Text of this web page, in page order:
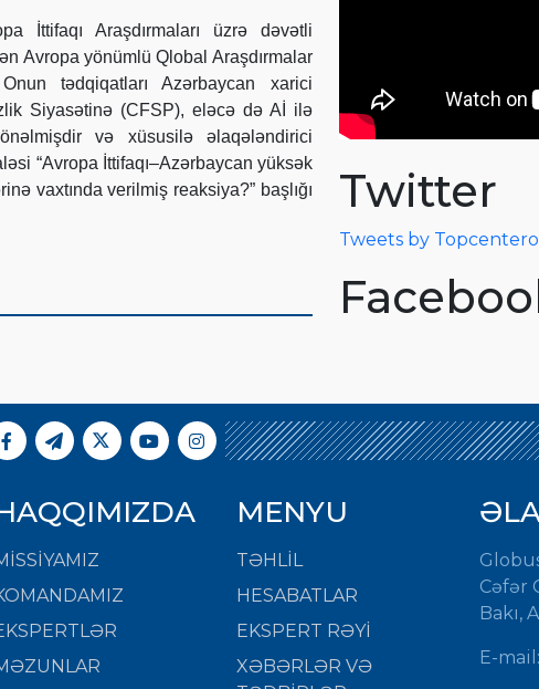
İttifaqı Araşdırmaları üzrə dəvətli
Avropa yönümlü Qlobal Araşdırmalar
tədqiqatları Azərbaycan xarici
Siyasətinə (CFSP), eləcə də Aİ ilə
və xüsusilə əlaqələndirici
“Avropa İttifaqı–Azərbaycan yüksək
vaxtında verilmiş reaksiya?” başlığı
Twitter
Tweets by
MENYU
TƏHLİL
HESABATLAR
EKSPERT RƏYİ
XƏBƏRLƏR VƏ
Cəfər
Bakı,
E-mail: